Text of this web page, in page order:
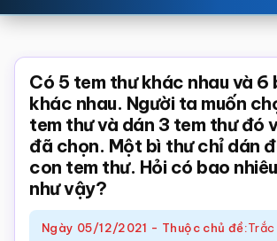
toán
giáo
Toán,
trắc
nghiệm
Toán
online
Có 5 tem thư khác nhau và 6
khác nhau. Người ta muốn
tem thư và dán 3 tem thư đó
đã chọn. Một bì thư chỉ dán
con tem thư. Hỏi có bao
như vậy?
Ngày 05/12/2021 - Thuộc chủ đề:Trắc